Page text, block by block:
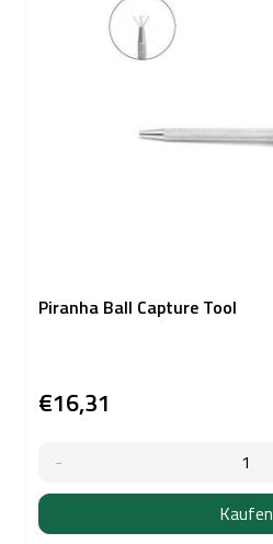
Piranha Ball Capture Tool
€16,31
Kaufen